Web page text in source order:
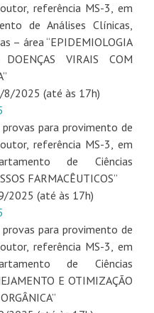
referência MS-3, em
de Análises Clínicas,
– área “EPIDEMIOLOGIA
VIRAIS COM
8/2025 (até às 17h)
para provimento de
referência MS-3, em
de Ciências
FARMACÊUTICOS”
2025 (até às 17h)
para provimento de
referência MS-3, em
de Ciências
E OTIMIZAÇÃO